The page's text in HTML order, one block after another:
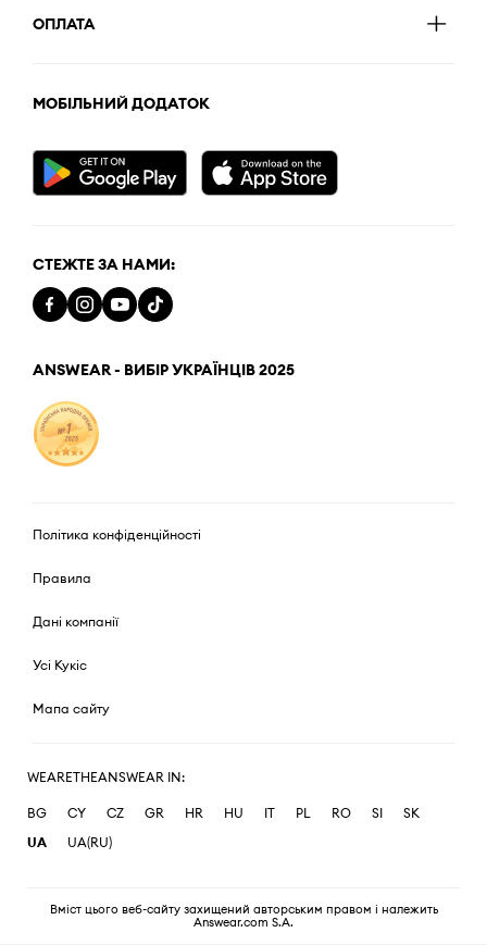
ОПЛАТА
МОБІЛЬНИЙ ДОДАТОК
СТЕЖТЕ ЗА НАМИ:
ANSWEAR - ВИБІР УКРАЇНЦІВ 2025
Політика конфіденційності
Правила
Дані компанії
Усі Кукіс
Мапа сайту
WEARETHEANSWEAR IN:
BG CY CZ GR HR HU IT PL RO SI
SK
UA
UA(RU)
Вміст цього веб-сайту захищений авторським правом і належить
Answear.com S.A.